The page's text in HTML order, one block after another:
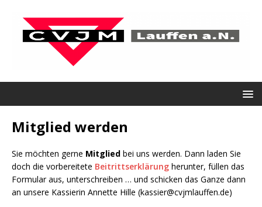
Mitglied werden
Sie möchten gerne Mitglied bei uns werden. Dann laden Sie
doch die vorbereitete Beitrittserklärung herunter, füllen das
Formular aus, unterschreiben … und schicken das Ganze dann
an unsere Kassierin Annette Hille (kassier@cvjmlauffen.de)